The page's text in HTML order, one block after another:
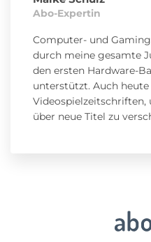
Abo-Expertin
Computer- und
durch meine gesamte
den ersten Hardware-
unterstützt. Auch
über neue Titel zu